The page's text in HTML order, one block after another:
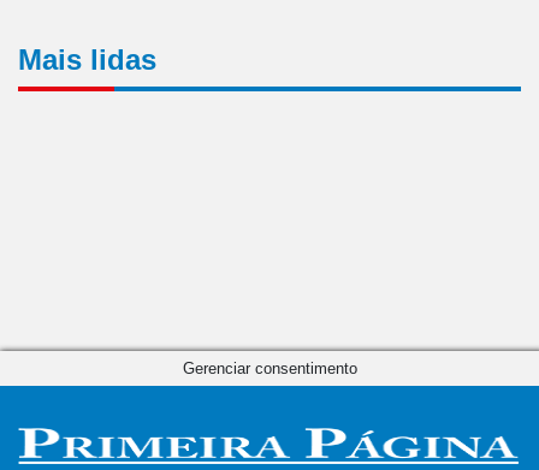
Mais lidas
Gerenciar consentimento